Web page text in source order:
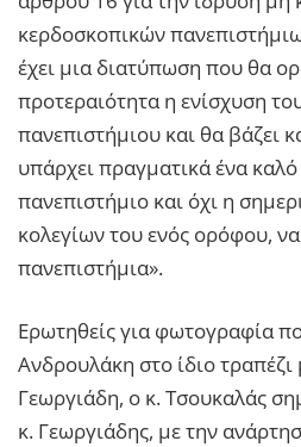
κερδοσκοπικών
έχει μια διατύπωση που θα
προτεραιότητα η ενίσχυση
πανεπιστήμιου και θα βάζει
υπάρχει πραγματικά ένα
πανεπιστήμιο και όχι η
κολεγίων του ενός ορόφου,
πανεπιστήμια».
Ερωτηθείς για φωτογραφία
Ανδρουλάκη στο ίδιο
Γεωργιάδη, ο κ. Τσουκαλάς
κ. Γεωργιάδης, με την